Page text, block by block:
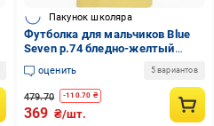
Пакунок школяра
Футболка для мальчиков Blue
Seven р.74 бледно-желтый
928186-00/1301
оценить 5 вариантов
479.70 -110.70 ₴
369 ₴/шт.